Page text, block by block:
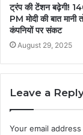
ट्रंप की टेंशन बढ़ेगी!
PM मोदी की बात मानी
कंपनियों पर संकट
August 29, 2025
Leave a
Your email